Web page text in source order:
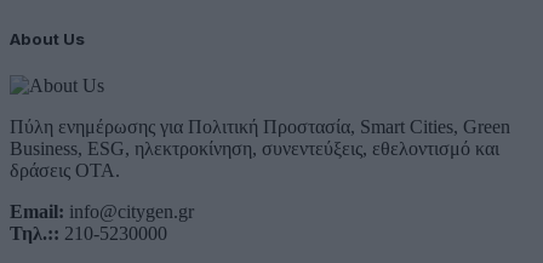
About Us
Πύλη ενημέρωσης για Πολιτική Προστασία, Smart Cities, Green
Business, ESG, ηλεκτροκίνηση, συνεντεύξεις, εθελοντισμό και
δράσεις ΟΤΑ.
Email: info@citygen.gr
Τηλ.:: 210-5230000